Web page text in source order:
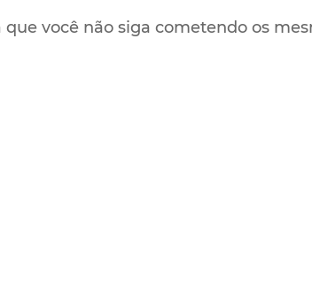
você não siga cometendo os